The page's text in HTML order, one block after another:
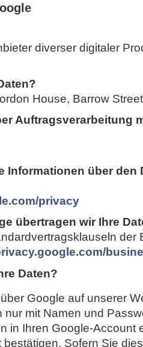
diverser digitaler
House, Barrow
Auftragsverarbeitung
Informationen über den
privacy
übertragen wir Ihre
der
Daten?
Google auf unserer
nur mit Namen und
in Ihren Google-Account
Sofern Sie